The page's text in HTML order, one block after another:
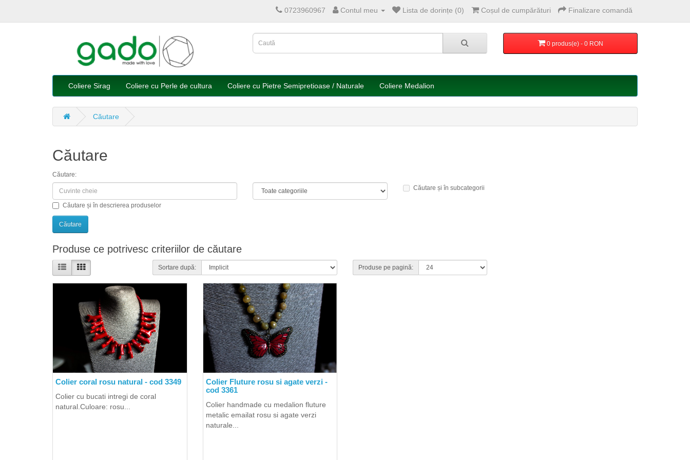
0723960967 Contul meu Lista de dorințe (0) Coșul de cumpărături Finalizare comandă
0 produs(e) - 0 RON
Coliere Sirag Coliere cu Perle de cultura Coliere cu Pietre Semipretioase / Naturale Coliere Medalion
Căutare
Căutare
Căutare:
Căutare și în subcategorii
Căutare și în descrierea produselor
Produse ce potrivesc criteriilor de căutare
Sortare după: Produse pe pagină:
Colier coral rosu natural - cod 3349
Colier cu bucati intregi de coral
natural.Culoare: rosu...
Colier Fluture rosu si agate verzi -
cod 3361
Colier handmade cu medalion fluture
metalic emailat rosu si agate verzi
naturale...